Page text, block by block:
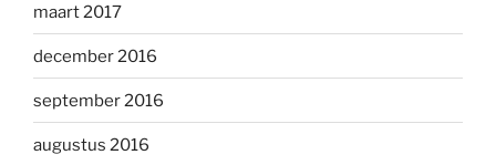
maart 2017
december 2016
september 2016
augustus 2016